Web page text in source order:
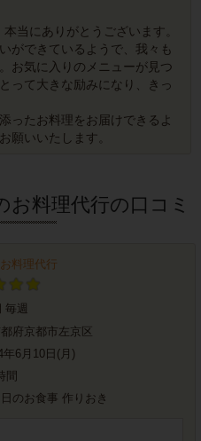
当にありがとうございます。
ができているようで、我々も
お気に入りのメニューが見つ
って大きな励みになり、きっ
ったお料理をお届けできるよ
願いいたします。
お料理代行の口コミ
お料理代行
毎週
府京都市左京区
年6月10日(月)
間
日のお食事 作りおき